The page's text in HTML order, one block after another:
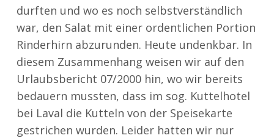
durften und wo es noch selbstverständlich
war, den Salat mit einer ordentlichen Portion
Rinderhirn abzurunden. Heute undenkbar. In
diesem Zusammenhang weisen wir auf den
Urlaubsbericht 07/2000 hin, wo wir bereits
bedauern mussten, dass im sog. Kuttelhotel
bei Laval die Kutteln von der Speisekarte
gestrichen wurden. Leider hatten wir nur